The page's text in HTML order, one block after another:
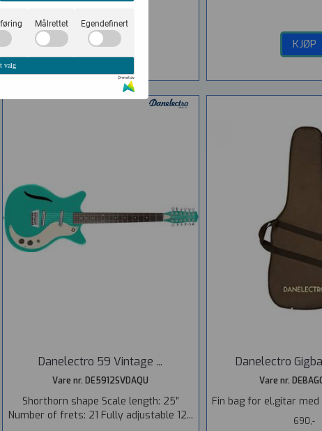
KJØP KJØP
Danelectro 59 Vintage ...
Vare nr. DE5912SVDAQU
Shorthorn shape Scale length: 25″
Number of frets: 21 Fully adjustable 12...
Danelectro
Vare nr.
Fin bag for el.gitar
690,-
Målrettet Egendefinert
valg
Drevet av